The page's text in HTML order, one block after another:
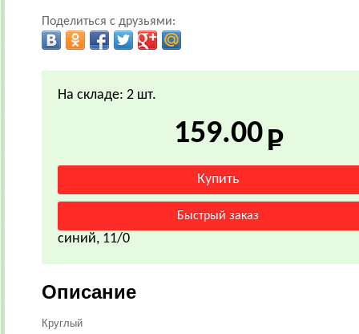
Поделиться с друзьями:
На складе: 2 шт.
159.00
синий, 11/0
Описание
Круглый